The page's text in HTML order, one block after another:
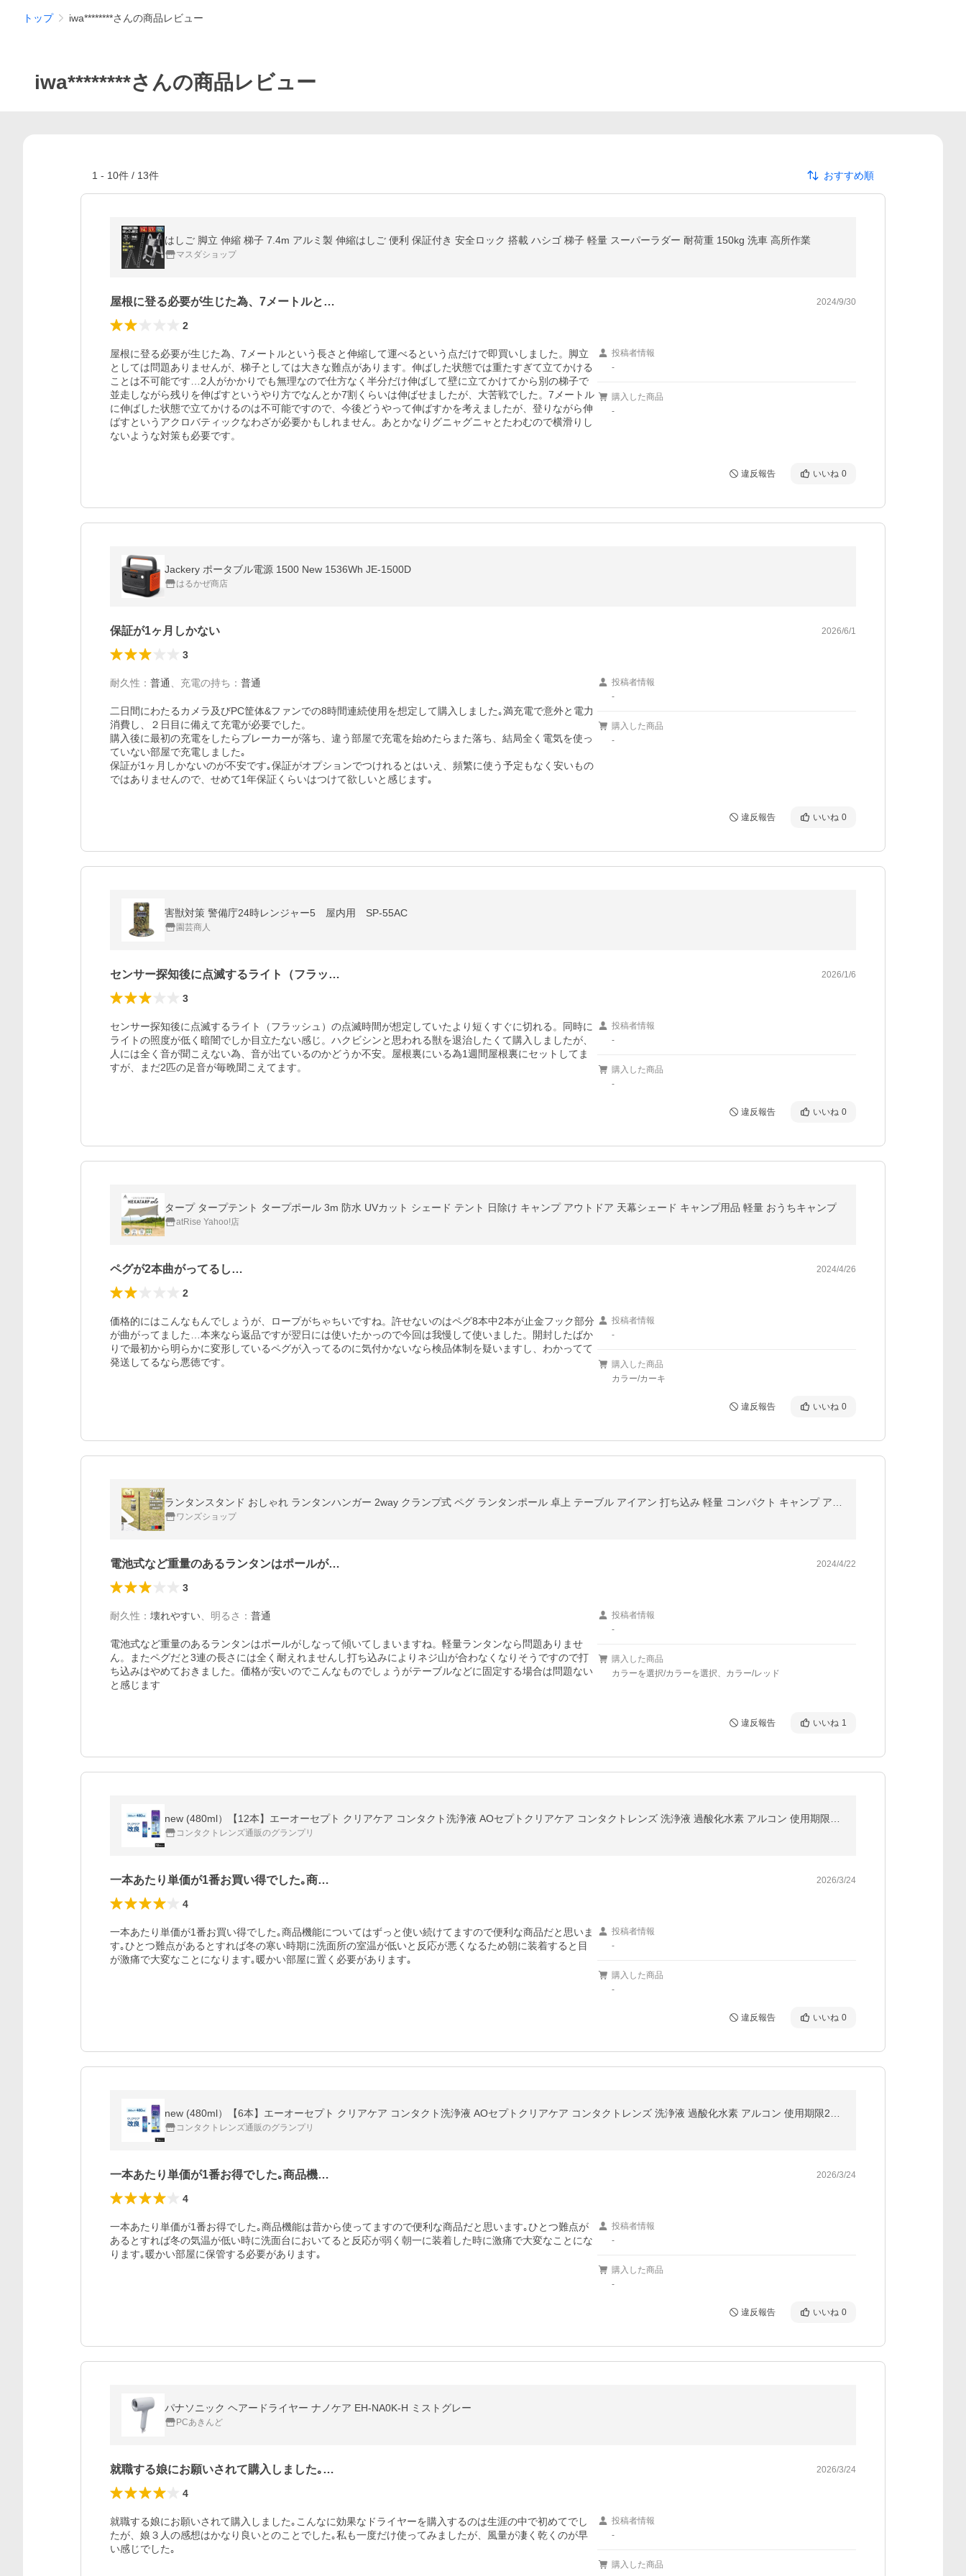
トップ iwa********さんの商品レビュー
iwa********さんの商品レビュー
1 - 10件 / 13件 おすすめ順
はしご 脚立 伸縮 梯子 7.4m アルミ製 伸縮はしご 便利 保証付き 安全ロック 搭載 ハシゴ 梯子 軽量 スーパーラダー 耐荷重 150kg 洗車 高所作業
マスダショップ
屋根に登る必要が生じた為、7メートルと… 2024/9/30
2
屋根に登る必要が生じた為、7メートルという長さと伸縮して運べるという点だけで即買いしました。脚立
としては問題ありませんが、梯子としては大きな難点があります。伸ばした状態では重たすぎて立てかける
ことは不可能です…2人がかかりでも無理なので仕方なく半分だけ伸ばして壁に立てかけてから別の梯子で
並走しながら残りを伸ばすというやり方でなんとか7割くらいは伸ばせましたが、大苦戦でした。7メートル
に伸ばした状態で立てかけるのは不可能ですので、今後どうやって伸ばすかを考えましたが、登りながら伸
ばすというアクロバティックなわざが必要かもしれません。あとかなりグニャグニャとたわむので横滑りし
ないような対策も必要です。
投稿者情報
-
購入した商品
-
違反報告 いいね 0
Jackery ポータブル電源 1500 New 1536Wh JE-1500D
はるかぜ商店
保証が1ヶ月しかない 2026/6/1
3
耐久性 ： 普通 充電の持ち ： 普通
二日間にわたるカメラ及びPC筐体&ファンでの8時間連続使用を想定して購入しました｡満充電で意外と電力
消費し、２日目に備えて充電が必要でした。
購入後に最初の充電をしたらブレーカーが落ち、違う部屋で充電を始めたらまた落ち、結局全く電気を使っ
ていない部屋で充電しました｡
保証が1ヶ月しかないのが不安です｡保証がオプションでつけれるとはいえ、頻繁に使う予定もなく安いもの
ではありませんので、せめて1年保証くらいはつけて欲しいと感じます｡
投稿者情報
-
購入した商品
-
違反報告 いいね 0
害獣対策 警備庁24時レンジャー5 屋内用 SP-55AC
園芸商人
センサー探知後に点滅するライト（フラッ… 2026/1/6
3
センサー探知後に点滅するライト（フラッシュ）の点滅時間が想定していたより短くすぐに切れる。同時に
ライトの照度が低く暗闇でしか目立たない感じ。ハクビシンと思われる獣を退治したくて購入しましたが、
人には全く音が聞こえない為、音が出ているのかどうか不安。屋根裏にいる為1週間屋根裏にセットしてま
すが、まだ2匹の足音が毎晩聞こえてます。
投稿者情報
-
購入した商品
-
違反報告 いいね 0
タープ タープテント タープポール 3m 防水 UVカット シェード テント 日除け キャンプ アウトドア 天幕シェード キャンプ用品 軽量 おうちキャンプ
atRise Yahoo!店
ペグが2本曲がってるし… 2024/4/26
2
価格的にはこんなもんでしょうが、ロープがちゃちいですね。許せないのはペグ8本中2本が止金フック部分
が曲がってました…本来なら返品ですが翌日には使いたかっので今回は我慢して使いました。開封したばか
りで最初から明らかに変形しているペグが入ってるのに気付かないなら検品体制を疑いますし、わかってて
発送してるなら悪徳です。
投稿者情報
-
購入した商品
カラー/カーキ
違反報告 いいね 0
ワンズショップ
電池式など重量のあるランタンはポールが… 2024/4/22
3
耐久性 ： 壊れやすい 明るさ ： 普通
電池式など重量のあるランタンはポールがしなって傾いてしまいますね。軽量ランタンなら問題ありませ
ん。またペグだと3連の長さには全く耐えれませんし打ち込みによりネジ山が合わなくなりそうですので打
ち込みはやめておきました。価格が安いのでこんなものでしょうがテーブルなどに固定する場合は問題ない
と感じます
投稿者情報
-
購入した商品
カラーを選択/カラーを選択、カラー/レッド
違反報告 いいね 1
コンタクトレンズ通販のグランプリ
一本あたり単価が1番お買い得でした｡商… 2026/3/24
4
一本あたり単価が1番お買い得でした｡商品機能についてはずっと使い続けてますので便利な商品だと思いま
す｡ひとつ難点があるとすれば冬の寒い時期に洗面所の室温が低いと反応が悪くなるため朝に装着すると目
が激痛で大変なことになります｡暖かい部屋に置く必要があります｡
投稿者情報
-
購入した商品
-
違反報告 いいね 0
コンタクトレンズ通販のグランプリ
一本あたり単価が1番お得でした｡商品機… 2026/3/24
4
一本あたり単価が1番お得でした｡商品機能は昔から使ってますので便利な商品だと思います｡ひとつ難点が
あるとすれば冬の気温が低い時に洗面台においてると反応が弱く朝一に装着した時に激痛で大変なことにな
ります｡暖かい部屋に保管する必要があります｡
投稿者情報
-
購入した商品
-
違反報告 いいね 0
パナソニック ヘアードライヤー ナノケア EH-NA0K-H ミストグレー
PCあきんど
就職する娘にお願いされて購入しました｡… 2026/3/24
4
就職する娘にお願いされて購入しました｡こんなに効果なドライヤーを購入するのは生涯の中で初めてでし
たが、娘３人の感想はかなり良いとのことでした｡私も一度だけ使ってみましたが、風量が凄く乾くのが早
い感じでした｡
投稿者情報
-
購入した商品